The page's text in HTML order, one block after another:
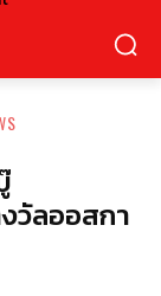
งวัลออสกา